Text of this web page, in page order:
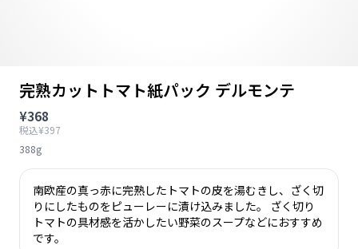
完熟カットトマト紙パック デルモンテ
¥368
税込¥397
388g
南欧産の真っ赤に完熟したトマトの皮を湯むきし、ざく切
りにしたものをピューレーに漬け込みました。 ざく切り
トマトの具材感を活かしたい野菜のスープなどにおすすめ
です。